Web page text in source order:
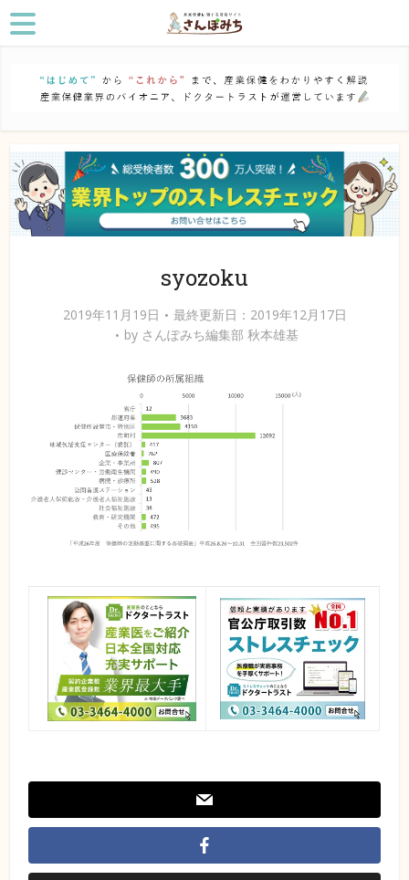
syozoku
2019年11月19日
最終更新日：2019年12月17日
by さんぽみち編集部 秋本雄基